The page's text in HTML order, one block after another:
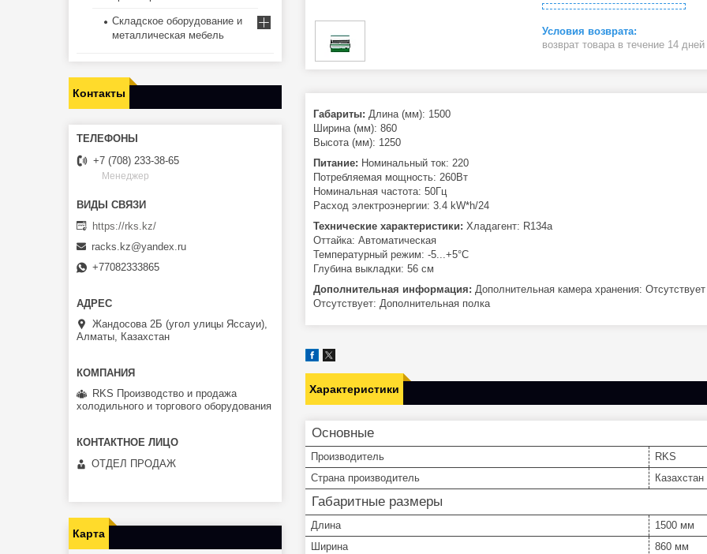
возврат товара в течение 14 дней
Габариты: Длина (мм): 1500
Ширина (мм): 860
Высота (мм): 1250
Питание: Номинальный ток: 220
Потребляемая мощность: 260Вт
Номинальная частота: 50Гц
Расход электроэнергии: 3.4 kW*h/24
Технические характеристики: Хладагент: R134a
Оттайка: Автоматическая
Температурный режим: -5...+5°C
Глубина выкладки: 56 см
Дополнительная информация: Дополнительная камера хранения: Отсутствует
Отсутствует: Дополнительная полка
Характеристики
Основные
Производитель
RKS
Страна производитель
Казахстан
Габаритные размеры
Длина
1500 мм
Ширина
860 мм
Складское оборудование и
металлическая мебель
Контакты
+7 (708) 233-38-65
Менеджер
https://rks.kz/
racks.kz@yandex.ru
+77082333865
Жандосова 2Б (угол улицы Яссауи),
Алматы, Казахстан
RKS Производство и продажа
холодильного и торгового оборудования
ОТДЕЛ ПРОДАЖ
Карта